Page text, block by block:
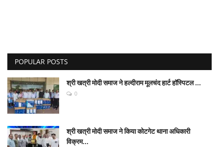
POPULAR POSTS
श्री खत्री मोदी समाज ने हल्दीराम मूलचंद हार्ट हॉस्पिटल ...
0
श्री खत्री मोदी समाज ने किया कोटगेट थाना अधिकारी
विक्रम...